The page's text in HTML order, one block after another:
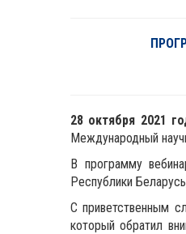
28 октября 2021
Международный
В программу
Республики
С приветственным
который обратил